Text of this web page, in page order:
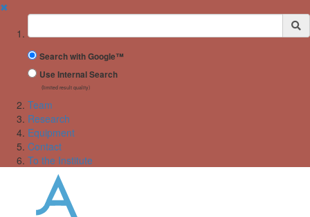
✖
Suchbegriff
Search with Google™
Use Internal Search
(limited result quality)
Team
Research
Equipment
Contact
To the Institute